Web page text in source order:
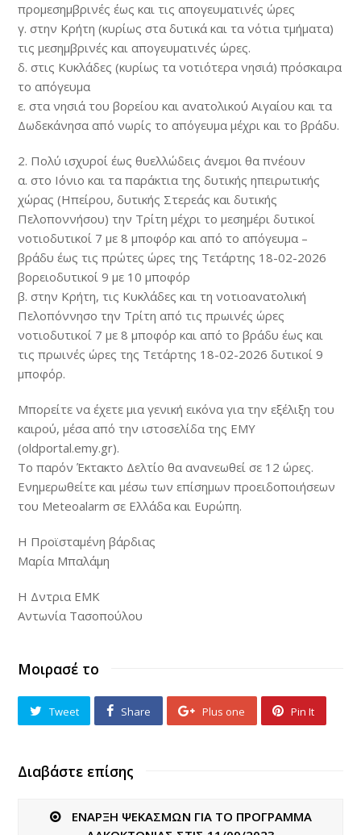
προμεσημβρινές έως και τις απογευματινές ώρες
γ. στην Κρήτη (κυρίως στα δυτικά και τα νότια τμήματα)
τις μεσημβρινές και απογευματινές ώρες.
δ. στις Κυκλάδες (κυρίως τα νοτιότερα νησιά) πρόσκαιρα
το απόγευμα
ε. στα νησιά του βορείου και ανατολικού Αιγαίου και τα
Δωδεκάνησα από νωρίς το απόγευμα μέχρι και το βράδυ.
2. Πολύ ισχυροί έως θυελλώδεις άνεμοι θα πνέουν
α. στο Ιόνιο και τα παράκτια της δυτικής ηπειρωτικής
χώρας (Ηπείρου, δυτικής Στερεάς και δυτικής
Πελοποννήσου) την Τρίτη μέχρι το μεσημέρι δυτικοί
νοτιοδυτικοί 7 με 8 μποφόρ και από το απόγευμα –
βράδυ έως τις πρώτες ώρες της Τετάρτης 18-02-2026
βορειοδυτικοί 9 με 10 μποφόρ
β. στην Κρήτη, τις Κυκλάδες και τη νοτιοανατολική
Πελοπόννησο την Τρίτη από τις πρωινές ώρες
νοτιοδυτικοί 7 με 8 μποφόρ και από το βράδυ έως και
τις πρωινές ώρες της Τετάρτης 18-02-2026 δυτικοί 9
μποφόρ.
Μπορείτε να έχετε μια γενική εικόνα για την εξέλιξη του
καιρού, μέσα από την ιστοσελίδα της ΕΜΥ
(oldportal.emy.gr).
Το παρόν Έκτακτο Δελτίο θα ανανεωθεί σε 12 ώρες.
Ενημερωθείτε και μέσω των επίσημων προειδοποιήσεων
του Meteoalarm σε Ελλάδα και Ευρώπη.
Η Προϊσταμένη βάρδιας
Μαρία Μπαλάμη
Η Δντρια ΕΜΚ
Αντωνία Τασοπούλου
Μοιρασέ το
Tweet Share Plus one Pin It
Διαβάστε επίσης
ΕΝΑΡΞΗ ΨΕΚΑΣΜΩΝ ΓΙΑ ΤΟ ΠΡΟΓΡΑΜΜΑ